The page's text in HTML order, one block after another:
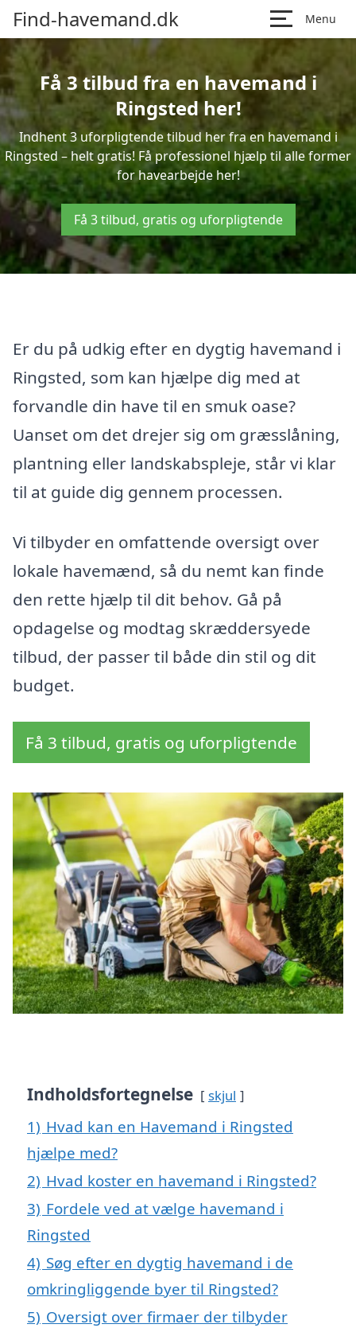
Find-havemand.dk Menu
Få 3 tilbud fra en havemand i
Ringsted her!
Indhent 3 uforpligtende tilbud her fra en havemand i
Ringsted – helt gratis! Få professionel hjælp til alle former
for havearbejde her!
Få 3 tilbud, gratis og uforpligtende
Er du på udkig efter en dygtig havemand i
Ringsted, som kan hjælpe dig med at
forvandle din have til en smuk oase?
Uanset om det drejer sig om græsslåning,
plantning eller landskabspleje, står vi klar
til at guide dig gennem processen.
Vi tilbyder en omfattende oversigt over
lokale havemænd, så du nemt kan finde
den rette hjælp til dit behov. Gå på
opdagelse og modtag skræddersyede
tilbud, der passer til både din stil og dit
budget.
Få 3 tilbud, gratis og uforpligtende
Indholdsfortegnelse skjul
1) Hvad kan en Havemand i Ringsted
hjælpe med?
2) Hvad koster en havemand i Ringsted?
3) Fordele ved at vælge havemand i
Ringsted
4) Søg efter en dygtig havemand i de
omkringliggende byer til Ringsted?
5) Oversigt over firmaer der tilbyder